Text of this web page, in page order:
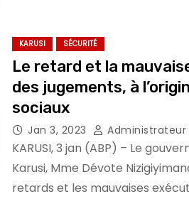
KARUSI SÉCURITÉ
Le retard et la
des jugements, à
sociaux
Jan 3, 2023 Administrateur
KARUSI, 3 jan (ABP) – Le
Karusi, Mme Dévote
retards et les mauvaises